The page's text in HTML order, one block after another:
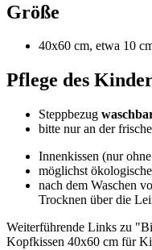
Größe
40x60 cm, etwa 10
Pflege des
Steppbezug
bitte nur an der
Innenkissen (nur
möglichst
nach dem Waschen
Trocknen über die
Weiterführende Links zu
Kopfkissen 40x60 cm für